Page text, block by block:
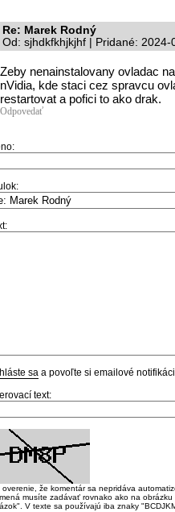
Re: Marek Rodný
Od: sjhdkfkhjkjhf | Pridané:
Zeby nenainstalovany ovladac
nVidia, kde staci cez spravcu
restartovat a pofici to ako drak.
Odpovedať
sa a povoľte si emailové
text:
overenie, že komentár sa nepridáva
musíte zadávať rovnako ako na
V texte sa používajú iba znaky